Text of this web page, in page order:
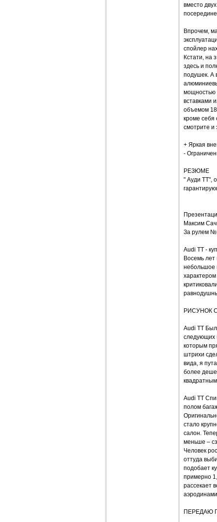
вместо
посередине
Впрочем,
спойлер
Кстати, на
здесь и
подушек. А
мощностью
вставками
объемом
кроме себя
смотрите и
+ Яркая
-
РЕЗЮМЕ
" Ауди ТТ",
Максим
За рулем
Audi TT -
Восемь
небольшое
РИСУНОК
Audi TT
следующих
которым
штрихи
вида, я
более
Audi TT
полом
стало
салон.
меньше –
Человек
оттуда
подобает
примерно
рассекает
ПЕРЕДАЮ